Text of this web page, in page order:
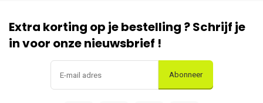
Extra korting op je bestelling ? Schrijf je
in voor onze nieuwsbrief !
Abonneer